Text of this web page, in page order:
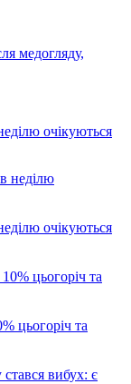
медогляду,
очікуються
очікуються
цьогоріч та